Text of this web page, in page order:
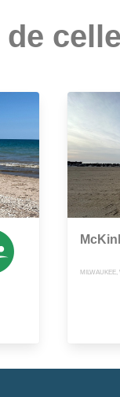
MILWAUKEE,